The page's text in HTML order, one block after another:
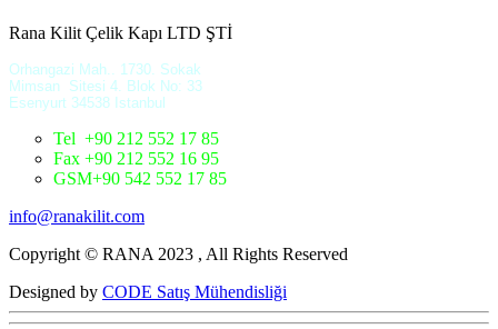
Rana Kilit Çelik Kapı LTD ŞTİ
Orhangazi Mah.. 1730. Sokak
Mimsan Sitesi 4. Blok No: 33
Esenyurt 34538 Istanbul
Tel +90 212 552 17 85
Fax +90 212 552 16 95
GSM+90 542 552 17 85
info@ranakilit.com
Copyright © RANA 2023 , All Rights Reserved
Designed by CODE Satış Mühendisliği